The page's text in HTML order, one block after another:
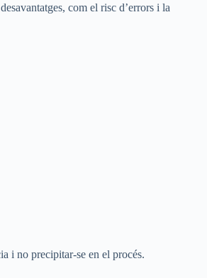
com el risc d’errors i la
i no precipitar-se en el procés.